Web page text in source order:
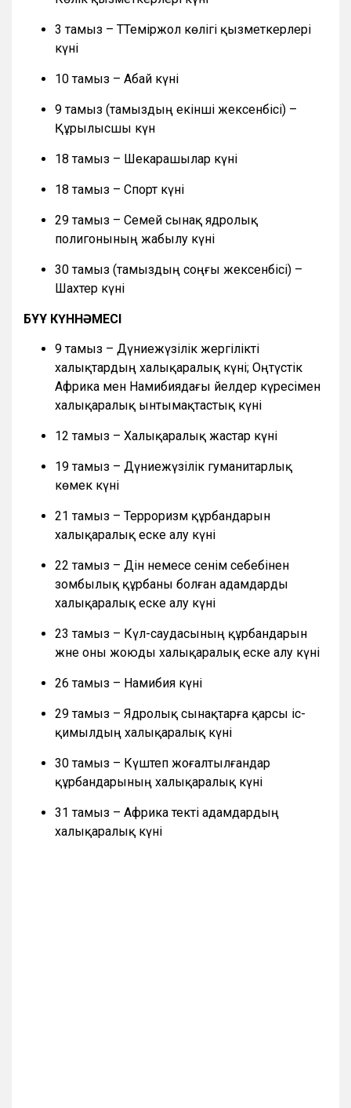
3 тамыз – ТТеміржол көлігі қызметкерлері
күні
10 тамыз – Абай күні
9 тамыз (тамыздың екінші жексенбісі) –
Құрылысшы күн
18 тамыз – Шекарашылар күні
18 тамыз – Спорт күні
29 тамыз – Семей сынақ ядролық
полигонының жабылу күні
30 тамыз (тамыздың соңғы жексенбісі) –
Шахтер күні
БҰҰ КҮННӘМЕСІ
9 тамыз – Дүниежүзілік жергілікті
халықтардың халықаралық күні; Оңтүстік
Африка мен Намибиядағы әйелдер күресімен
халықаралық ынтымақтастық күні
12 тамыз – Халықаралық жастар күні
19 тамыз – Дүниежүзілік гуманитарлық
көмек күні
21 тамыз – Терроризм құрбандарын
халықаралық еске алу күні
22 тамыз – Дін немесе сенім себебінен
зомбылық құрбаны болған адамдарды
халықаралық еске алу күні
23 тамыз – Күл-саудасының құрбандарын
және оны жоюды халықаралық еске алу күні
26 тамыз – Намибия күні
29 тамыз – Ядролық сынақтарға қарсы іс-
қимылдың халықаралық күні
30 тамыз – Күштеп жоғалтылғандар
құрбандарының халықаралық күні
31 тамыз – Африка текті адамдардың
халықаралық күні